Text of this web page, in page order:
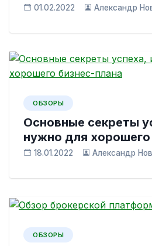
01.02.2022 Александр
ОБЗОРЫ
Основные секреты
нужно для
18.01.2022 Александр
ОБЗОРЫ